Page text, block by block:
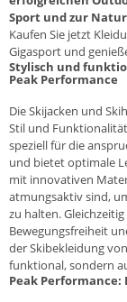
Sport und zur Natur
Kaufen Sie jetzt
Gigasport und
Stylisch und
Peak Performance
DieSkijacken und
Stil und
speziell für die
und bietet optimale
mit innovativen
atmungsaktiv sind,
zu halten.
Bewegungsfreiheit
der Skibekleidung
funktional, sondern
Peak